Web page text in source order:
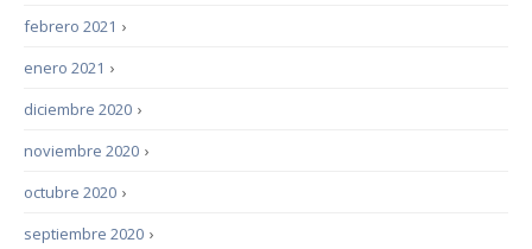
›
febrero 2021
›
enero 2021
›
diciembre 2020
›
noviembre 2020
›
octubre 2020
›
septiembre 2020